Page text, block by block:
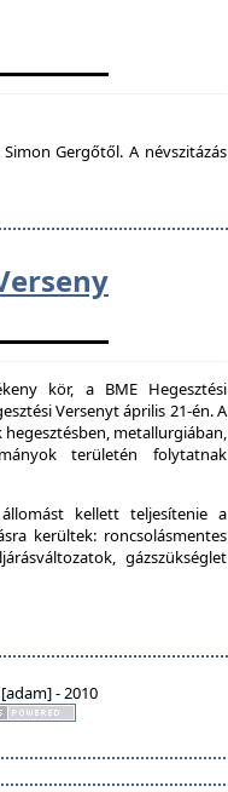
Gergőtől. A névszitázás
kör, a BME Hegesztési
Versenyt április 21-én. A
metallurgiában,
területén folytatnak
kellett teljesítenie a
kerültek: roncsolásmentes
gázszükséglet
- 2010